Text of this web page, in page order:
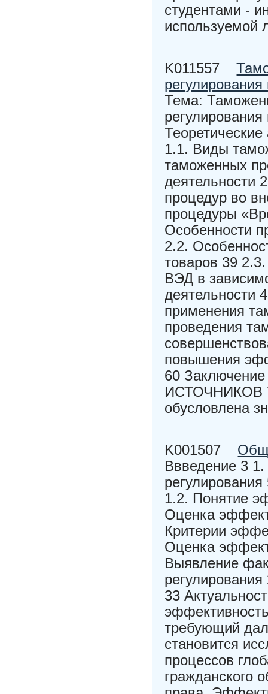
студентами -
используемой
K011557
Тема:
1.1. Виды
таможенных
деятельности
процедур во
процедуры
Особенности
2.2.
товаров 39
ВЭД в
деятельности
применения
проведения
повышения
60
ИСТОЧНИКОВ
обусловлена
K001507
Ввведение 3
1.2. Понятие
Оценка
Критерии
Оценка
Выявление
33
требующий
становится
процессов
гражданского